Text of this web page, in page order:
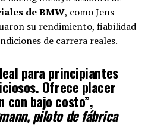
de BMW, como Jens
su rendimiento, fiabilidad
de carrera reales.
para principiantes
Ofrece placer
con bajo costo”,
piloto de fábrica